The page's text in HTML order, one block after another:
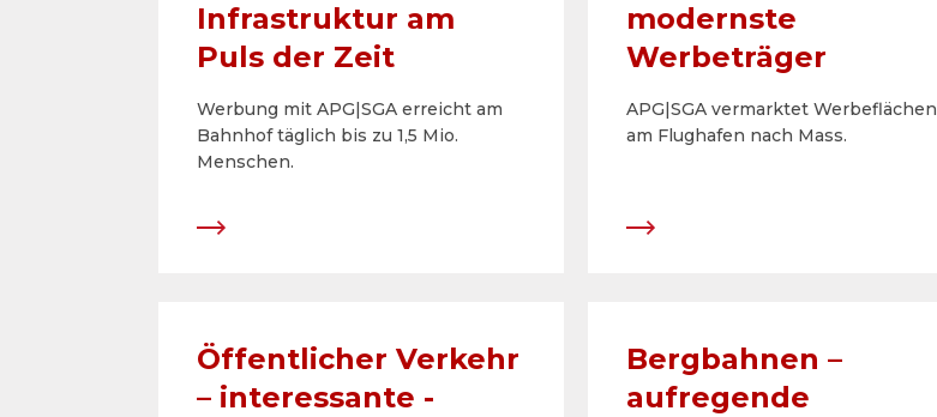
Infrastruktur am
Puls der Zeit
Werbung mit APG|SGA erreicht am
Bahnhof täglich bis zu 1,5 Mio.
Menschen.
modernste
Werbeträger
APG|SGA vermarktet Werbeflächen
am Flughafen nach Mass.
Öffentlicher Verkehr
– interessante ­
Bergbahnen –
aufregende